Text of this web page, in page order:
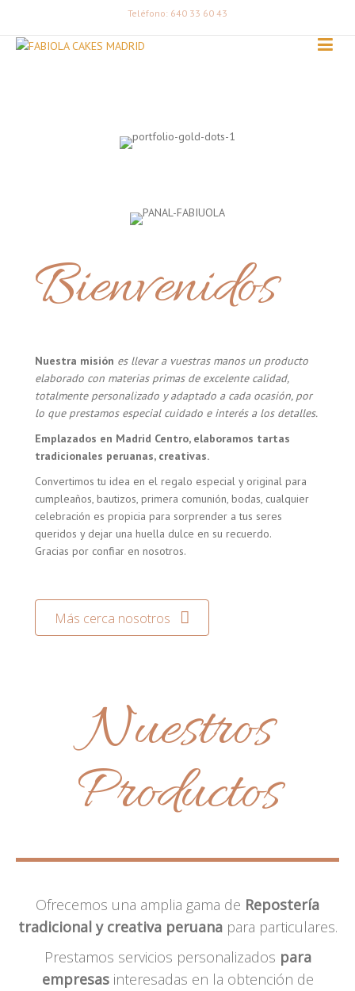
Teléfono: 640 33 60 43
Bienvenidos
Nuestra misión es llevar a vuestras manos un producto
elaborado con materias primas de excelente calidad,
totalmente personalizado y adaptado a cada ocasión, por
lo que prestamos especial cuidado e interés a los detalles.
Emplazados en Madrid Centro, elaboramos tartas
tradicionales peruanas, creativas.
Convertimos tu idea en el regalo especial y original para
cumpleaños, bautizos, primera comunión, bodas, cualquier
celebración es propicia para sorprender a tus seres
queridos y dejar una huella dulce en su recuerdo.
Gracias por confiar en nosotros.
Más cerca nosotros
Nuestros
Productos
Ofrecemos una amplia gama de Repostería
tradicional y creativa peruanapara particulares.
Prestamos servicios personalizados para
empresasinteresadas en la obtención de